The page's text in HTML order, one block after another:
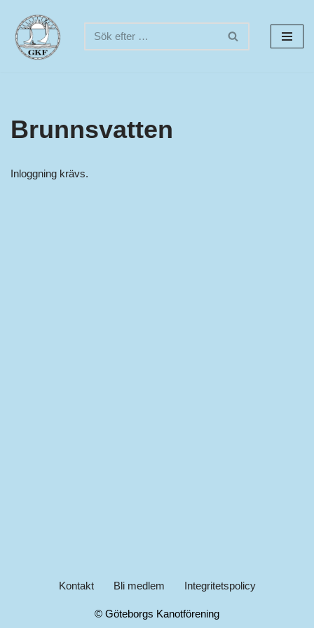
Hoppa
till
Brunnsvatten
Inloggning krävs.
Kontakt Bli medlem Integritetspolicy
© Göteborgs Kanotförening